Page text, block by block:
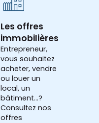
Les offres
immobilières
Entrepreneur,
vous souhaitez
acheter, vendre
ou louer un
local, un
bâtiment...?
Consultez nos
offres